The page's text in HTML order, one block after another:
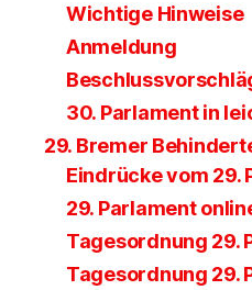
Wichtige Hinweise
Anmeldung
30. Parlament in
29. Bremer
Eindrücke vom 29.
29. Parlament
Tagesordnung 29.
Tagesordnung 29.